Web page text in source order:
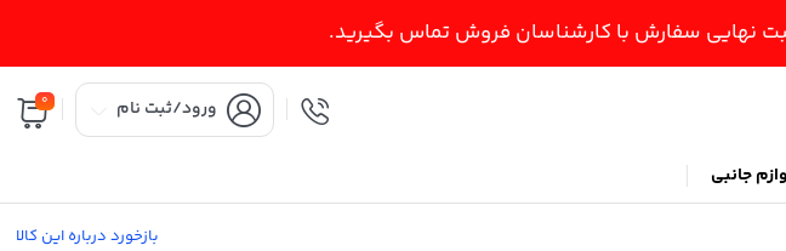
نهایی سفارش با کارشناسان فروش تماس بگیرید.
ورود/ثبت نام 0
جانبی
بازخورد درباره این کالا